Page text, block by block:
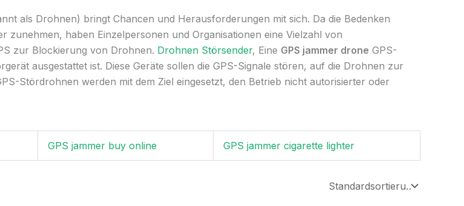
als Drohnen) bringt Chancen und Herausforderungen mit sich. Da die Bedenken
haben Einzelpersonen und Organisationen eine Vielzahl von
zur Blockierung von Drohnen. Drohnen Störsender, Eine GPS jammer drone GPS-
ausgestattet ist. Diese Geräte sollen die GPS-Signale stören, auf die Drohnen zur
Stördrohnen werden mit dem Ziel eingesetzt, den Betrieb nicht autorisierter oder
GPS jammer buy online GPS jammer cigarette lighter